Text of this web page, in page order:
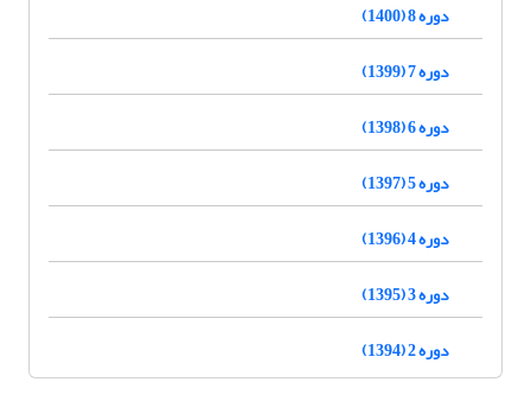
دوره 8 (1400)
دوره 7 (1399)
دوره 6 (1398)
دوره 5 (1397)
دوره 4 (1396)
دوره 3 (1395)
دوره 2 (1394)